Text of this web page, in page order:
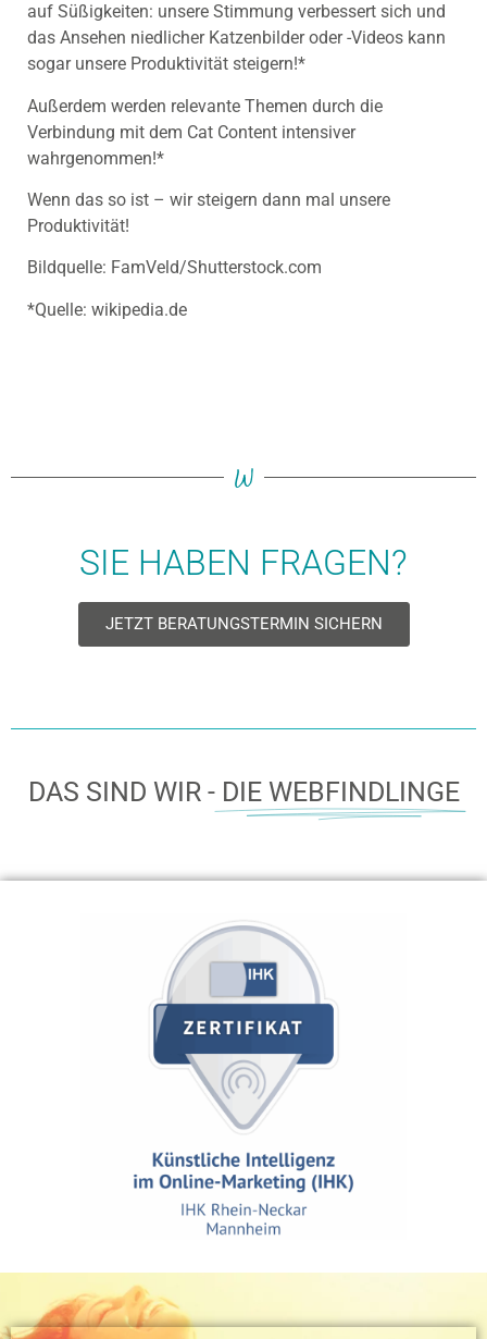
auf Süßigkeiten: unsere Stimmung verbessert sich und
das Ansehen niedlicher Katzenbilder oder -Videos kann
sogar unsere Produktivität steigern!*
Außerdem werden relevante Themen durch die
Verbindung mit dem Cat Content intensiver
wahrgenommen!*
Wenn das so ist – wir steigern dann mal unsere
Produktivität!
Bildquelle: FamVeld/Shutterstock.com
*Quelle: wikipedia.de
W
SIE HABEN FRAGEN?
JETZT BERATUNGSTERMIN SICHERN
DAS SIND WIR - DIE WEBFINDLINGE